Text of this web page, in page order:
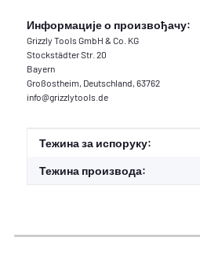
Информације о произвођачу:
Grizzly Tools GmbH & Co. KG
Stockstädter Str. 20
Bayern
Großostheim, Deutschland, 63762
info@grizzlytools.de
#productDetails.itemValue#
Тежина за испоруку:
Тежина производа: